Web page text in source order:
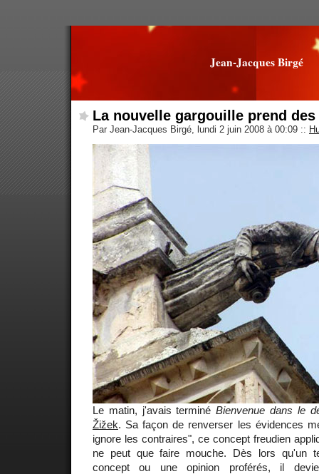
Jean-Jacques Birgé
La nouvelle gargouille prend
Par Jean-Jacques Birgé, lundi 2 juin 2008 à 00:09 ::
Le matin, j'avais terminéBienvenue dans le
Žižek. Sa façon de renverser les évidences
ignore les contraires", ce concept freudien
ne peut que faire mouche. Dès lors qu'un
concept ou une opinion proférés, il